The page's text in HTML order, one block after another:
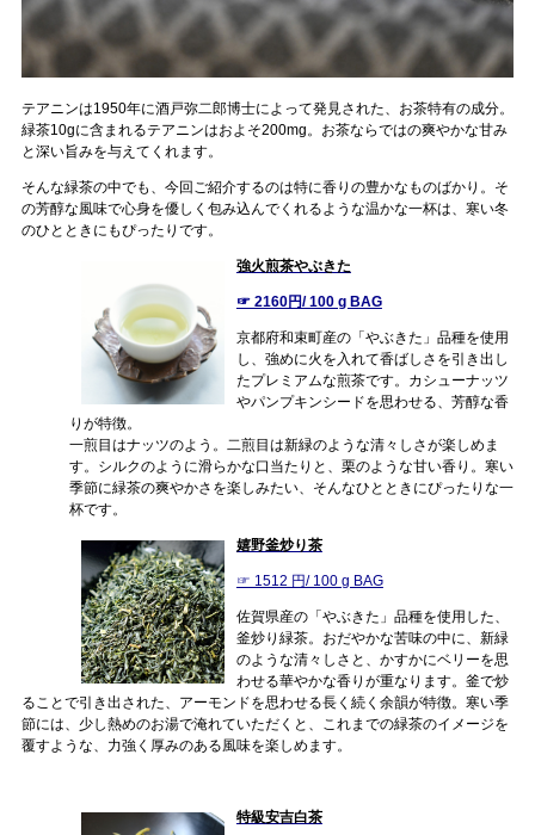
テアニンは1950年に酒戸弥二郎博士によって発見された、お茶特有の成分。
緑茶10gに含まれるテアニンはおよそ200mg。お茶ならではの爽やかな甘み
と深い旨みを与えてくれます。
そんな緑茶の中でも、今回ご紹介するのは特に香りの豊かなものばかり。そ
の芳醇な風味で心身を優しく包み込んでくれるような温かな一杯は、寒い冬
のひとときにもぴったりです。
強火煎茶やぶきた
☞ 2160円/ 100 g BAG
京都府和束町産の「やぶきた」品種を使用
し、強めに火を入れて香ばしさを引き出し
たプレミアムな煎茶です。カシューナッツ
やパンプキンシードを思わせる、芳醇な香
りが特徴。
一煎目はナッツのよう。二煎目は新緑のような清々しさが楽しめま
す。シルクのように滑らかな口当たりと、栗のような甘い香り。寒い
季節に緑茶の爽やかさを楽しみたい、そんなひとときにぴったりな一
杯です。
嬉野釜炒り茶
☞ 1512 円/ 100 g BAG
佐賀県産の「やぶきた」品種を使用した、
釜炒り緑茶。おだやかな苦味の中に、新緑
のような清々しさと、かすかにベリーを思
わせる華やかな香りが重なります。釜で炒
ることで引き出された、アーモンドを思わせる長く続く余韻が特徴。寒い季
節には、少し熱めのお湯で淹れていただくと、これまでの緑茶のイメージを
覆すような、力強く厚みのある風味を楽しめます。
特級安吉白茶